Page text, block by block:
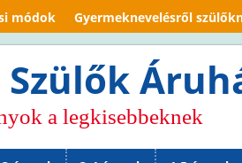
Jump to
módok Gyermeknevelésről
a legkisebbeknek